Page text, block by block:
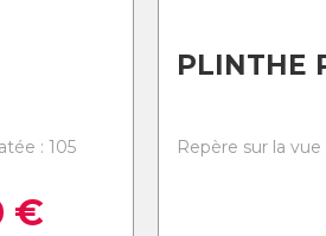
: 105
€
PLINTHE
Repère sur la